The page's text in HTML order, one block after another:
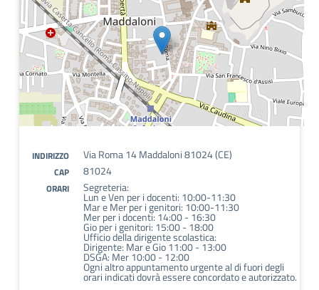
INDIRIZZO Via Roma 14 Maddaloni 81024 (CE)
CAP 81024
ORARI Segreteria:
Lun e Ven per i docenti: 10:00-11:30
Mar e Mer per i genitori: 10:00-11:30
Mer per i docenti: 14:00 - 16:30
Gio per i genitori: 15:00 - 18:00
Ufficio della dirigente scolastica:
Dirigente: Mar e Gio 11:00 - 13:00
DSGA: Mer 10:00 - 12:00
Ogni altro appuntamento urgente al di fuori degli
orari indicati dovrà essere concordato e autorizzato.